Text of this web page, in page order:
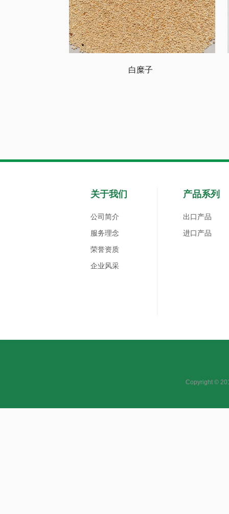
白糜子
关于我们
公司简介
服务理念
荣誉资质
企业风采
产品系列
出口产品
进口产品
Copyright ©